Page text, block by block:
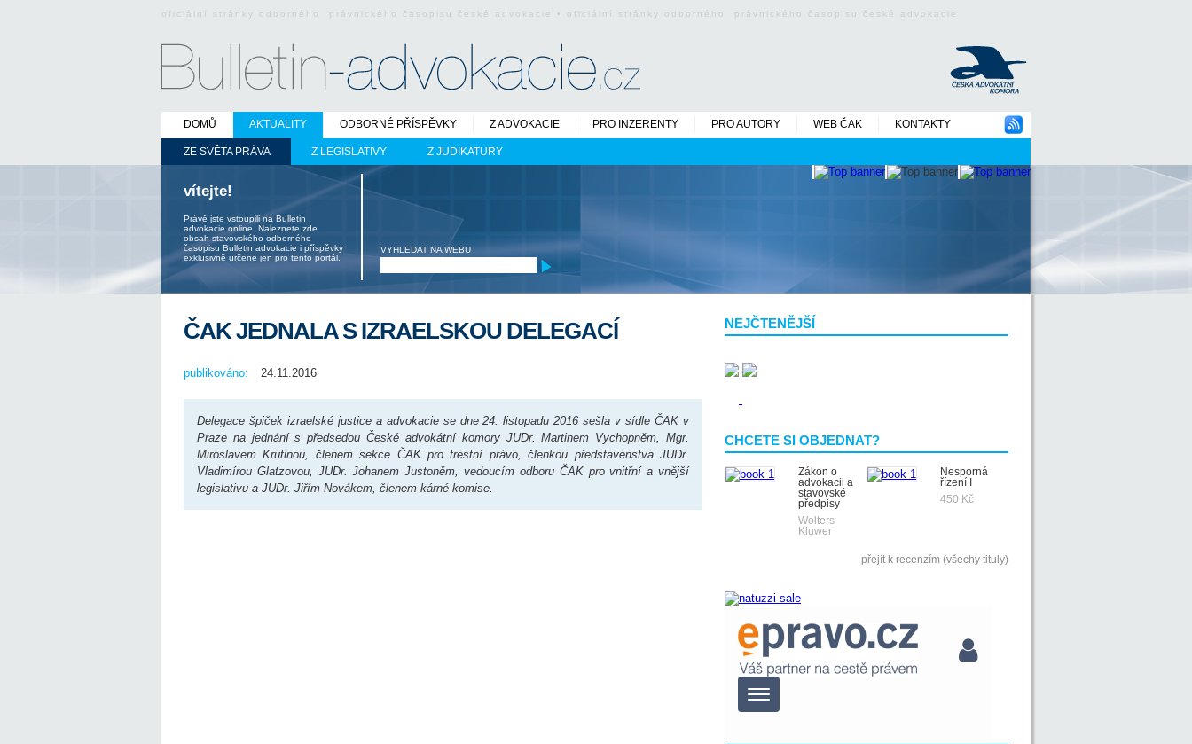
oficiální stránky odborného právnického časopisu české advokacie • oficiální stránky odborného právnického časopisu české advokacie
DOMŮ AKTUALITY
ZE SVĚTA PRÁVA Z LEGISLATIVY Z JUDIKATURY
ODBORNÉ PŘÍSPĚVKY Z ADVOKACIE PRO INZERENTY PRO AUTORY WEB ČAK KONTAKTY
vítejte!
Právě jste vstoupili na Bulletin
advokacie online. Naleznete zde
obsah stavovského odborného
časopisu Bulletin advokacie i příspěvky
exklusivně určené jen pro tento portál.
VYHLEDAT NA WEBU
NEJČTENĚJŠÍ
CHCETE SI OBJEDNAT?
Zákon o
advokacii a
stavovské
předpisy
Wolters
Kluwer
Nesporná
řízení I
450 Kč
přejít k recenzím (všechy tituly)
ČAK JEDNALA S IZRAELSKOU DELEGACÍ
publikováno: 24.11.2016
Delegace špiček izraelské justice a advokacie se dne 24. listopadu 2016 sešla v sídle ČAK v
Praze na jednání s předsedou České advokátní komory JUDr. Martinem Vychopněm, Mgr.
Miroslavem Krutinou, členem sekce ČAK pro trestní právo, členkou představenstva JUDr.
Vladimírou Glatzovou, JUDr. Johanem Justoněm, vedoucím odboru ČAK pro vnitřní a vnější
legislativu a JUDr. Jiřím Novákem, členem kárné komise.